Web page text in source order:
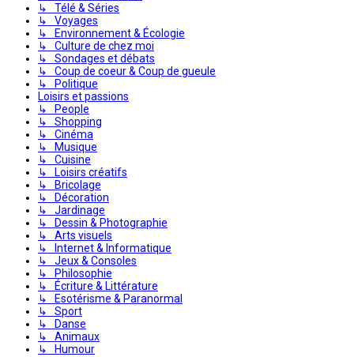
↳ Télé & Séries
↳ Voyages
↳ Environnement & Écologie
↳ Culture de chez moi
↳ Sondages et débats
↳ Coup de coeur & Coup de gueule
↳ Politique
Loisirs et passions
↳ People
↳ Shopping
↳ Cinéma
↳ Musique
↳ Cuisine
↳ Loisirs créatifs
↳ Bricolage
↳ Décoration
↳ Jardinage
↳ Dessin & Photographie
↳ Arts visuels
↳ Internet & Informatique
↳ Jeux & Consoles
↳ Philosophie
↳ Écriture & Littérature
↳ Esotérisme & Paranormal
↳ Sport
↳ Danse
↳ Animaux
↳ Humour